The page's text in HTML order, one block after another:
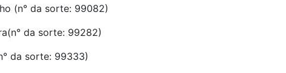
(n° da sorte: 99082)
da sorte: 99282)
da sorte: 99333)